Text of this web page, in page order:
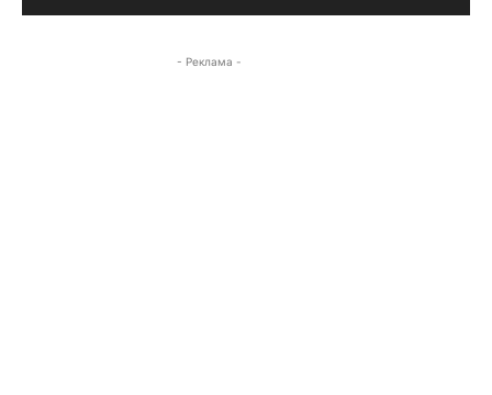
- Реклама -